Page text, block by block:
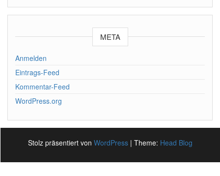
META
Anmelden
Eintrags-Feed
Kommentar-Feed
WordPress.org
Stolz präsentiert von WordPress | Theme: Head Blog